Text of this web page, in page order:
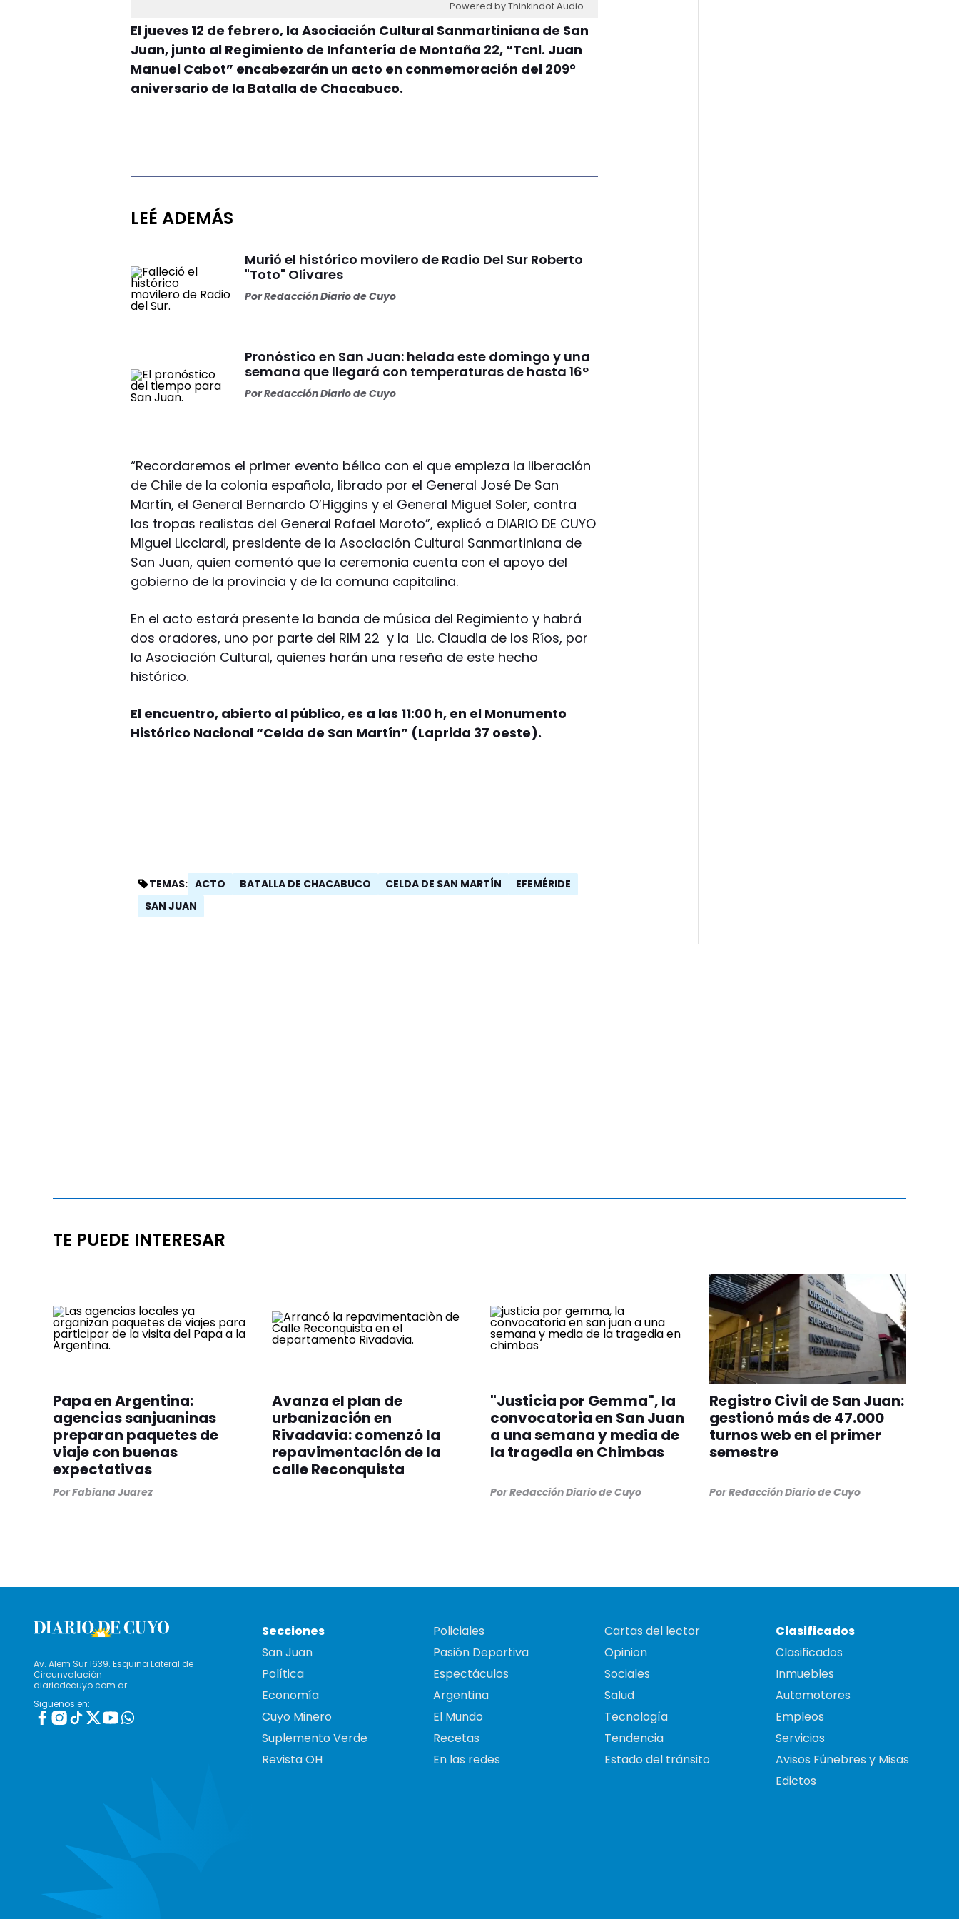
Powered by Thinkindot Audio
El jueves 12 de febrero, la Asociación Cultural Sanmartiniana de San
Juan, junto al Regimiento de Infantería de Montaña 22, “Tcnl. Juan
Manuel Cabot” encabezarán un acto en conmemoración del 209°
aniversario de la Batalla de Chacabuco.
LEÉ ADEMÁS
Murió el histórico movilero de Radio Del Sur Roberto
"Toto" Olivares
PorRedacción Diario de Cuyo
Pronóstico en San Juan: helada este domingo y una
semana que llegará con temperaturas de hasta 16°
PorRedacción Diario de Cuyo
“Recordaremos el primer evento bélico con el que empieza la liberación
de Chile de la colonia española, librado por el General José De San
Martín, el General Bernardo O’Higgins y el General Miguel Soler, contra
las tropas realistas del General Rafael Maroto”, explicó a DIARIO DE CUYO
Miguel Licciardi, presidente de la Asociación Cultural Sanmartiniana de
San Juan, quien comentó que la ceremonia cuenta con el apoyo del
gobierno de la provincia y de la comuna capitalina.
En el acto estará presente la banda de música del Regimiento y habrá
dos oradores, uno por parte del RIM 22 y la Lic. Claudia de los Ríos, por
la Asociación Cultural, quienes harán una reseña de este hecho
histórico.
El encuentro, abierto al público, es a las 11:00 h, en el Monumento
Histórico Nacional “Celda de San Martín” (Laprida 37 oeste).
TEMAS: ACTO BATALLA DE CHACABUCO CELDA DE SAN MARTÍN
EFEMÉRIDE
SAN JUAN
TE PUEDE INTERESAR
Papa en Argentina:
agencias sanjuaninas
preparan paquetes de
viaje con buenas
expectativas
PorFabiana Juarez
Avanza el plan de
urbanización en
Rivadavia: comenzó la
repavimentación de la
calle Reconquista
"Justicia por Gemma", la
convocatoria en San Juan
a una semana y media de
la tragedia en Chimbas
PorRedacción Diario de Cuyo
Registro Civil de San Juan:
gestionó más de 47.000
turnos web en el primer
semestre
PorRedacción Diario de Cuyo
Av. Alem Sur 1639. Esquina Lateral de
Circunvalación
diariodecuyo.com.ar
Siguenos en:
Secciones
San Juan
Política
Economía
Cuyo Minero
Suplemento Verde
Revista OH
Policiales
Pasión Deportiva
Espectáculos
Argentina
El Mundo
Recetas
En las redes
Cartas del lector
Opinion
Sociales
Salud
Tecnología
Tendencia
Estado del tránsito
Clasificados
Clasificados
Inmuebles
Automotores
Empleos
Servicios
Avisos Fúnebres y Misas
Edictos